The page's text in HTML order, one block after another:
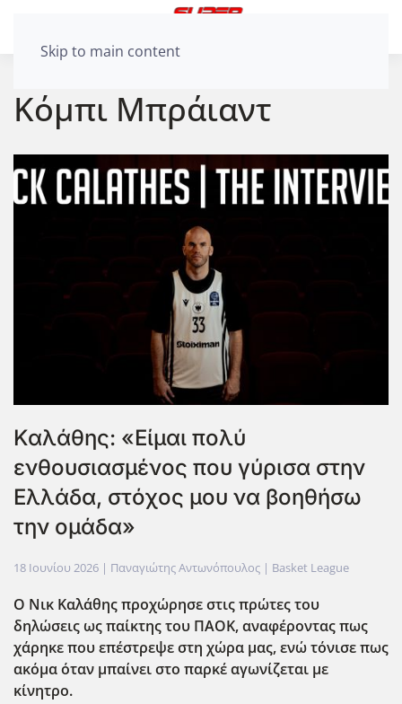
Skip to main content
Κόμπι Μπράιαντ
Καλάθης: «Είμαι πολύ
ενθουσιασμένος που γύρισα στην
Ελλάδα, στόχος μου να βοηθήσω
την ομάδα»
18 Ιουνίου 2026 | Παναγιώτης Αντωνόπουλος | Basket League
Ο Νικ Καλάθης προχώρησε στις πρώτες του
δηλώσεις ως παίκτης του ΠΑΟΚ, αναφέροντας πως
χάρηκε που επέστρεψε στη χώρα μας, ενώ τόνισε πως
ακόμα όταν μπαίνει στο παρκέ αγωνίζεται με
κίνητρο.